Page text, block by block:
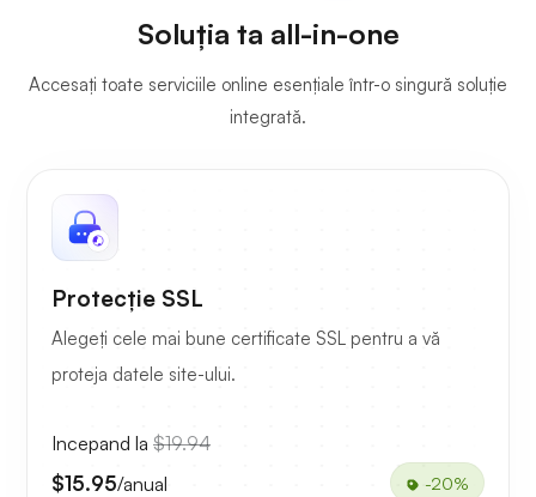
Soluția ta all-in-one
Accesați toate serviciile online esențiale într-o singură soluție
integrată.
Protecție SSL
Alegeți cele mai bune certificate SSL pentru a vă
proteja datele site-ului.
Incepand la $19.94
$15.95/anual -20%